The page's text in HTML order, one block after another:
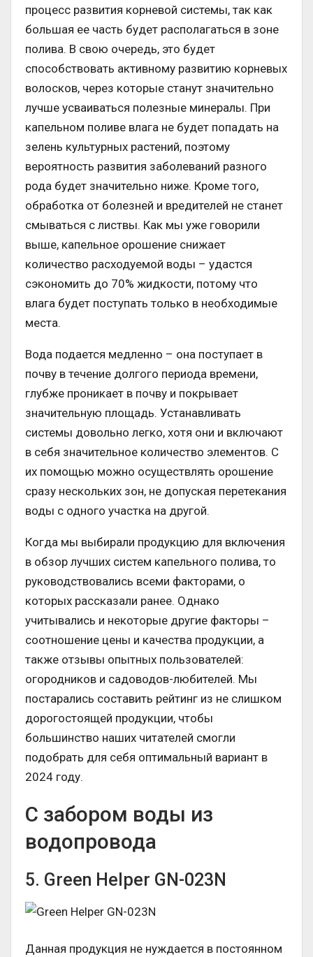
процесс развития корневой системы, так как
большая ее часть будет располагаться в зоне
полива. В свою очередь, это будет
способствовать активному развитию корневых
волосков, через которые станут значительно
лучше усваиваться полезные минералы. При
капельном поливе влага не будет попадать на
зелень культурных растений, поэтому
вероятность развития заболеваний разного
рода будет значительно ниже. Кроме того,
обработка от болезней и вредителей не станет
смываться с листвы. Как мы уже говорили
выше, капельное орошение снижает
количество расходуемой воды – удастся
сэкономить до 70% жидкости, потому что
влага будет поступать только в необходимые
места.
Вода подается медленно – она поступает в
почву в течение долгого периода времени,
глубже проникает в почву и покрывает
значительную площадь. Устанавливать
системы довольно легко, хотя они и включают
в себя значительное количество элементов. С
их помощью можно осуществлять орошение
сразу нескольких зон, не допуская перетекания
воды с одного участка на другой.
Когда мы выбирали продукцию для включения
в обзор лучших систем капельного полива, то
руководствовались всеми факторами, о
которых рассказали ранее. Однако
учитывались и некоторые другие факторы –
соотношение цены и качества продукции, а
также отзывы опытных пользователей:
огородников и садоводов-любителей. Мы
постарались составить рейтинг из не слишком
дорогостоящей продукции, чтобы
большинство наших читателей смогли
подобрать для себя оптимальный вариант в
2024 году.
С забором воды из
водопровода
5. Green Helper GN-023N
Данная продукция не нуждается в постоянном